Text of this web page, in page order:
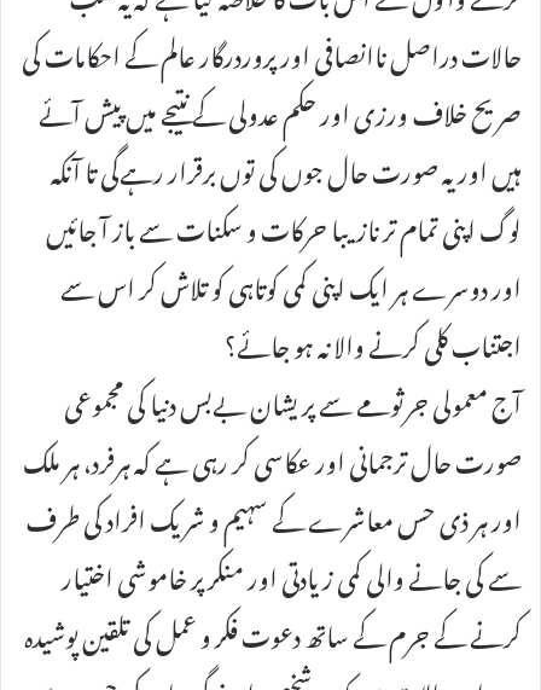
حالات دراصل ناانصافی اور پروردرگار عالم کے احکامات کی
صریح خلاف ورزی اور حکم عدولی کے نتیجے میں پیش آئے
ہیں اور یہ صورت حال جوں کی توں برقرار رہےگی تا آنکہ
لوگ اپنی تمام تر نازیبا حرکات و سکنات سے باز آ جائیں
اور دوسرے ہر ایک اپنی کمی کوتاہی کو تلاش کر اس سے
اجتناب کلی کرنے والا نہ ہو جائے؟
آج معمولی جرثومے سے پریشان بےبس دنیا کی مجموعی
صورت حال ترجمانی اور عکاسی کر رہی ہے کہ ہرفرد، ہر ملک
اور ہر ذی حس معاشرے کے سہیم و شریک افراد کی طرف
سے کی جانے والی کمی زیادتی اور منکر پر خاموشی اختیار
کرنے کے جرم کے ساتھ دعوت فکر و عمل کی تلقین پوشیدہ